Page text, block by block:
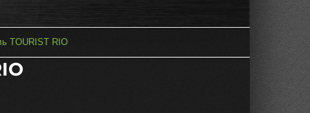
TOURIST RIO